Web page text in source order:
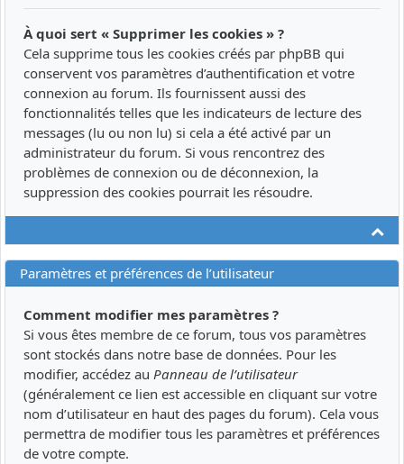
À quoi sert « Supprimer les cookies » ?
Cela supprime tous les cookies créés par phpBB qui
conservent vos paramètres d’authentification et votre
connexion au forum. Ils fournissent aussi des
fonctionnalités telles que les indicateurs de lecture des
messages (lu ou non lu) si cela a été activé par un
administrateur du forum. Si vous rencontrez des
problèmes de connexion ou de déconnexion, la
suppression des cookies pourrait les résoudre.
Paramètres et préférences de l’utilisateur
Comment modifier mes paramètres ?
Si vous êtes membre de ce forum, tous vos paramètres
sont stockés dans notre base de données. Pour les
modifier, accédez au Panneau de l’utilisateur
(généralement ce lien est accessible en cliquant sur votre
nom d’utilisateur en haut des pages du forum). Cela vous
permettra de modifier tous les paramètres et préférences
de votre compte.